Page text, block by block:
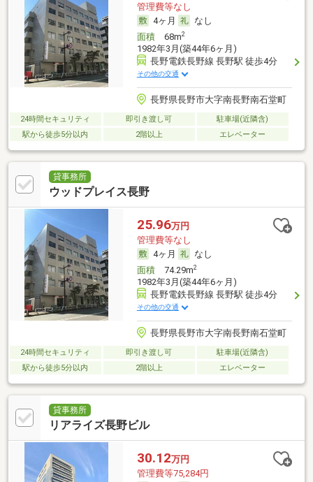
管理費等なし
4ヶ月
なし
面積68m2
1982年3月(築44年6ヶ月)
長野電鉄長野線 長野駅 徒歩4分
その他の交通
長野県長野市大字南長野南石堂町
24時間セキュリティ 即引き渡し可
駐車場(近隣含)
駅から徒歩5分以内
2階以上 エレベーター
貸事務所
ウッドプレイス長野
25.96万円
管理費等なし
4ヶ月
なし
面積74.29m2
1982年3月(築44年6ヶ月)
長野電鉄長野線 長野駅 徒歩4分
その他の交通
長野県長野市大字南長野南石堂町
24時間セキュリティ 即引き渡し可
駐車場(近隣含)
駅から徒歩5分以内
2階以上 エレベーター
貸事務所
リアライズ長野ビル
30.12万円
管理費等75,284円